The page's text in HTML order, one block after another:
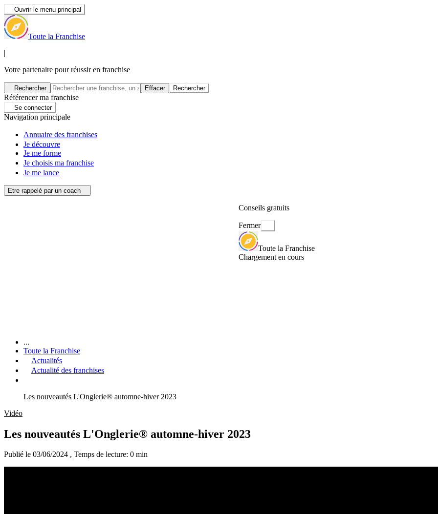
Ouvrir le menu principal
Toute la Franchise
|
Votre partenaire pour réussir en franchise
Rechercher Effacer Rechercher
Référencer ma franchise
Se connecter
Navigation principale
Annuaire des franchises
Je découvre
Je me forme
Je choisis ma franchise
Je me lance
Etre rappelé par un coach
Conseils gratuits
Fermer
Toute la Franchise
Chargement en cours
...
Toute la Franchise
Actualités
Actualité des franchises
Les nouveautés L'Onglerie® automne-hiver 2023
Vidéo
Les nouveautés L'Onglerie® automne-hiver 2023
Publié le 03/06/2024 , Temps de lecture: 0 min